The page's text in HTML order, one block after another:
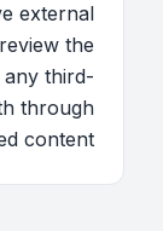
external
the
third-
through
content.